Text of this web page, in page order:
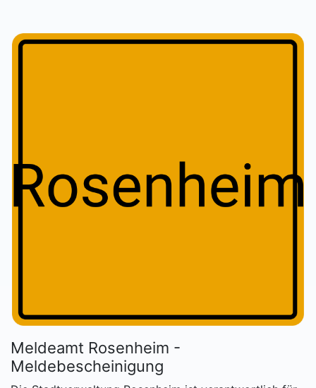
Meldeamt Rosenheim -
Meldebescheinigung